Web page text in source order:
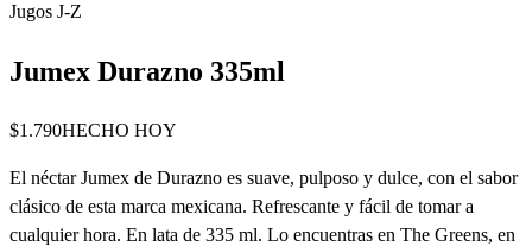
Jugos J-Z
Jumex Durazno 335ml
$1.790HECHO HOY
El néctar Jumex de Durazno es suave, pulposo y dulce, con el sabor
clásico de esta marca mexicana. Refrescante y fácil de tomar a
cualquier hora. En lata de 335 ml. Lo encuentras en The Greens, en